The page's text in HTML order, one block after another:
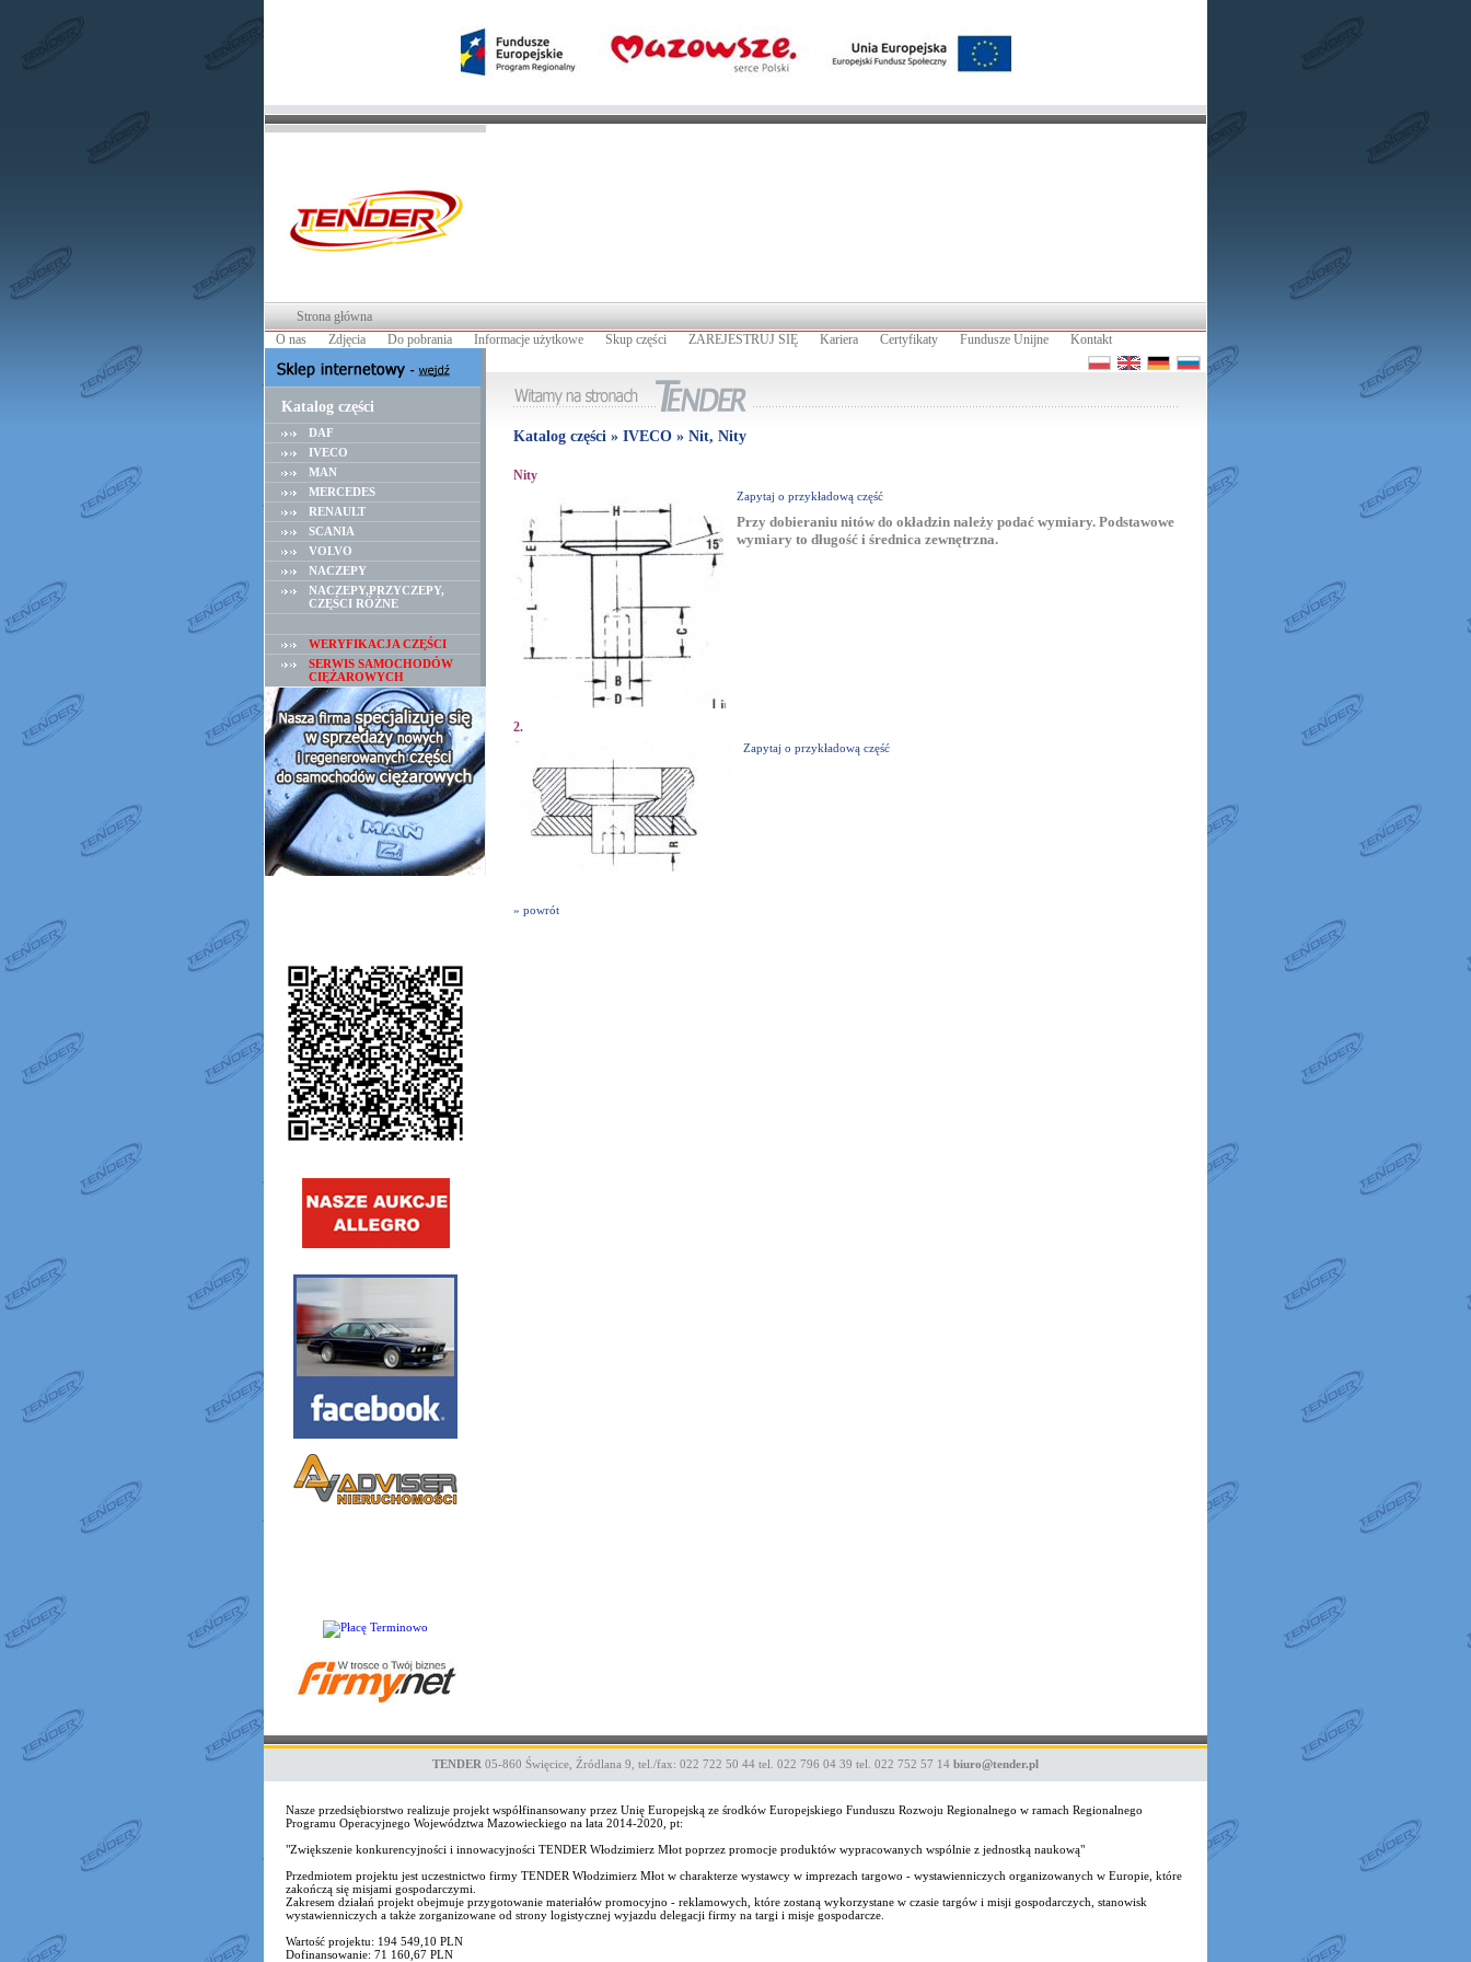
Strona główna
O nas
Zdjęcia Do pobrania Informacje użytkowe Skup części ZAREJESTRUJ SIĘ Kariera Certyfikaty Fundusze Unijne Kontakt
Katalog części
DAF
IVECO
MAN
MERCEDES
RENAULT
SCANIA
VOLVO
NACZEPY
NACZEPY,PRZYCZEPY,
CZĘŚCI RÓŻNE
WERYFIKACJA CZĘŚCI
SERWIS SAMOCHODÓW
CIĘŻAROWYCH
Katalog części » IVECO » Nit, Nity
Nity
Zapytaj o przykładową część
Przy dobieraniu nitów do okładzin należy podać wymiary. Podstawowe
wymiary to długość i średnica zewnętrzna.
2.
Zapytaj o przykładową część
» powrót
TENDER 05-860 Święcice Źródlana 9 tel./fax: 022 722 50 44 tel. 022 796 04 39 tel. 022 752 57 14 biuro@tender.pl
Nasze przedsiębiorstwo realizuje projekt współfinansowany przez Unię Europejską ze środków Europejskiego Funduszu Rozwoju Regionalnego w ramach Regionalnego
Programu Operacyjnego Województwa Mazowieckiego na lata 2014-2020, pt:
"Zwiększenie konkurencyjności i innowacyjności TENDER Włodzimierz Młot poprzez promocje produktów wypracowanych wspólnie z jednostką naukową"
Przedmiotem projektu jest uczestnictwo firmy TENDER Włodzimierz Młot w charakterze wystawcy w imprezach targowo - wystawienniczych organizowanych w Europie, które
zakończą się misjami gospodarczymi.
Zakresem działań projekt obejmuje przygotowanie materiałów promocyjno - reklamowych, które zostaną wykorzystane w czasie targów i misji gospodarczych, stanowisk
wystawienniczych a także zorganizowane od strony logistycznej wyjazdu delegacji firmy na targi i misje gospodarcze.
Wartość projektu: 194 549,10 PLN
Dofinansowanie: 71 160,67 PLN